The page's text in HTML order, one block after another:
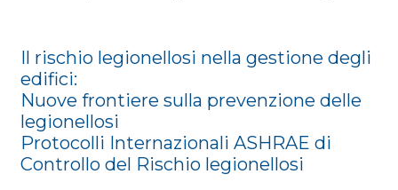
Il rischio legionellosi nella gestione degli
edifici:
Nuove frontiere sulla prevenzione delle
legionellosi
Protocolli Internazionali ASHRAE di
Controllo del Rischio legionellosi